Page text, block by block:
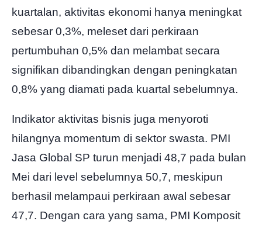
kuartalan, aktivitas ekonomi hanya meningkat
sebesar 0,3%, meleset dari perkiraan
pertumbuhan 0,5% dan melambat secara
signifikan dibandingkan dengan peningkatan
0,8% yang diamati pada kuartal sebelumnya.
Indikator aktivitas bisnis juga menyoroti
hilangnya momentum di sektor swasta. PMI
Jasa Global SP turun menjadi 48,7 pada bulan
Mei dari level sebelumnya 50,7, meskipun
berhasil melampaui perkiraan awal sebesar
47,7. Dengan cara yang sama, PMI Komposit